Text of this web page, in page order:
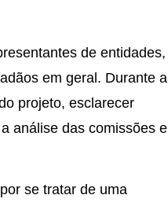
de entidades,
em geral. Durante a
projeto, esclarecer
análise das comissões e
se tratar de uma